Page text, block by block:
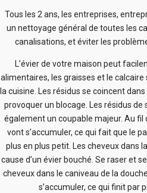
Tous les 2 ans, les entreprises,
un nettoyage général de toutes les
canalisations, et éviter les
L’évier de votre maison peut
alimentaires, les graisses et le
la cuisine. Les résidus se coincent
provoquer un blocage. Les résidus de
également un coupable majeur. Au fil
vont s’accumuler, ce qui fait que le
plus en plus petit. Les cheveux dans
cause d’un évier bouché. Se raser et
cheveux dans le caniveau de la
s’accumuler, ce qui finit par